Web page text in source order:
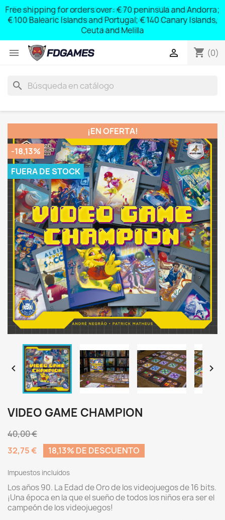
Free shipping for orders over: € 70 peninsula and Andorra;
€ 100 Balearic Islands and Portugal; € 140 Canary Islands,
Ceuta and Melilla
 shopping_cart (0)

search
¡EN OFERTA!
-18,13%
FUERA DE STOCK
 
VIDEO GAME CHAMPION
40,00 €
32,75 €
18,13% DE DESCUENTO
Impuestos incluidos
Los años 90. La Edad de Oro de los videojuegos de 16 bits.
¡Una época en la que el sueño de todos los niños era ser el
campeón de los videojuegos!